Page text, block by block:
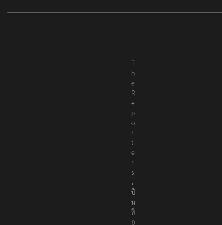
T
h
e
R
e
p
o
r
t
e
r
s
เ
ป็
น
สื่
อ